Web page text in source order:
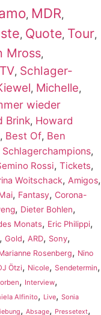
, MDR,
, Quote, Tour,
Mross,
, Schlager-
, Michelle,
wieder
Brink, Howard
, Best Of, Ben
Schlagerchampions,
Rossi, Tickets,
Woitschack, Amigos,
, Fantasy, Corona-
, Dieter Bohlen,
Monats, Eric Philippi,
, Gold, ARD, Sony,
Rosenberg, Nino
Ötzi, Nicole, Sendetermin,
, Interview,
Alfinito, Live, Sonia
, Absage, Pressetext,